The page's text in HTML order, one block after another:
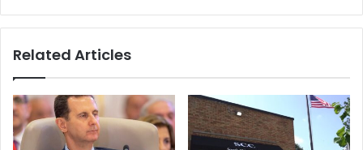
Related Articles